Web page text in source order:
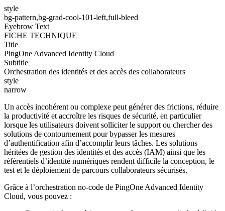
style
bg-pattern,bg-grad-cool-101-left,full-bleed
Eyebrow Text
FICHE TECHNIQUE
Title
PingOne Advanced Identity Cloud
Subtitle
Orchestration des identités et des accès des collaborateurs
style
narrow
Un accès incohérent ou complexe peut générer des frictions, réduire
la productivité et accroître les risques de sécurité, en particulier
lorsque les utilisateurs doivent solliciter le support ou chercher des
solutions de contournement pour bypasser les mesures
d’authentification afin d’accomplir leurs tâches. Les solutions
héritées de gestion des identités et des accès (IAM) ainsi que les
référentiels d’identité numériques rendent difficile la conception, le
test et le déploiement de parcours collaborateurs sécurisés.
Grâce à l’orchestration no-code de PingOne Advanced Identity
Cloud, vous pouvez :